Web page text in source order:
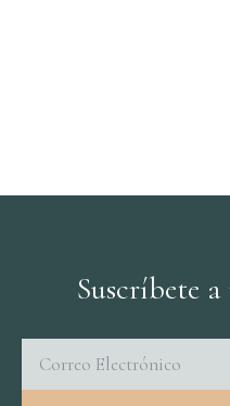
Suscríbete